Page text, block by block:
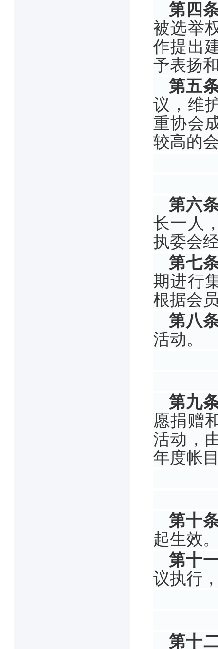
第四
被选举
作提出
予表扬
第五
议，维
重协会
较高的
第六
长一人
执委会
第七
期进行
根据会
第八
活动。
第九
愿捐赠
活动，
年度帐
第十
起生效
第十
议执行
第十